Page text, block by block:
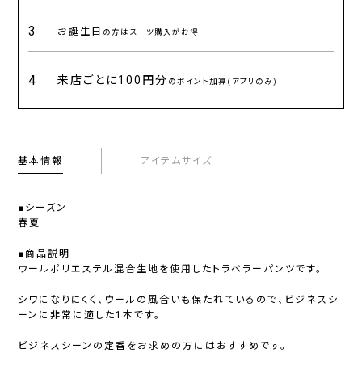
3 お誕生日 の方はスーツ購入がお得
4 来店ごとに100円分 のポイント加算(アプリのみ)
基本情報 アイテムサイズ
■シーズン
春夏
■商品説明
ウールポリエステル混合生地を使用したトラベラーパンツです。
シワになりにくく、ウールの風合いも保たれているので、ビジネスシ
ーンに非常に適した1本です。
ビジネスシーンの定番をお求めの方にはおすすめです。